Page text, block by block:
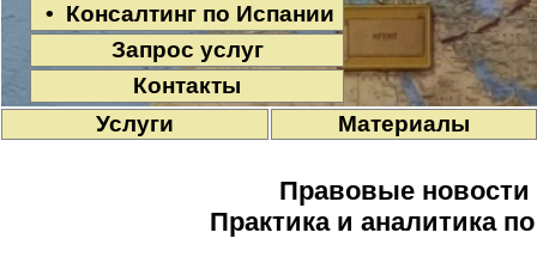
• Консалтинг по Испании
Запрос услуг
Контакты
Услуги
Материалы
Правовые новости
Практика и аналитика